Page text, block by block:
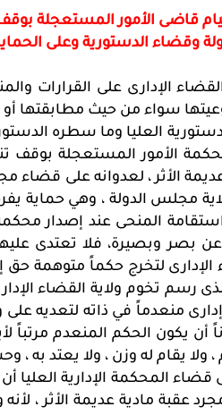
قاضى الأمور المستعجلة
وقضاء الدستورية وعلى
الإدارى على القرارات
سواء من حيث مطابقتها أو
الأمور المستعجلة بوقف
الأثر ، لعدوانه على قضاء
مجلس الدولة ، وهي حماية
المنحى عند إصدار
بصر وبصيرة، فلا تعتدى
لتخرج حكماً متوهمة حق
رسم تخوم ولاية القضاء
منعدماً في ذاته لتعديه على
أن يكون الحكم المنعدم مرتباً
، ولا يقام له وزن ، ولا يعتد به ،
قضاء المحكمة الإدارية
عقبة مادية عديمة الأثر ،